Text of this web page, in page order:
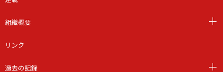
組織概要
リンク
過去の記録